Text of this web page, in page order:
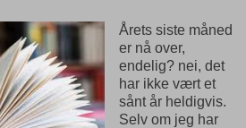
Årets siste måned
er nå over,
endelig? nei, det
har ikke vært et
sånt år heldigvis.
Selv om jeg har